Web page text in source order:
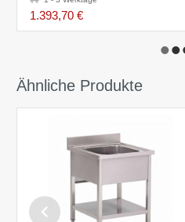
1.393,70 €
Ähnliche Produkte